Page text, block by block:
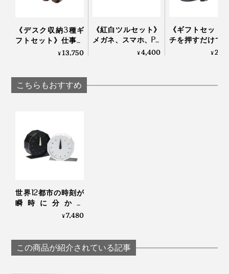
いてきた証で、私たち一人ひとりの人生と同じなので、
大事にしたい。
時計は、1本の木から、すべてつくり上げるようにして
います」（實松さん）
裏面プレートには、ギフトを贈る相手へ、想いが伝わる吉祥文様の解説を
《デスク収納3種ギ
フトセット》仕事の
道具を整理整頓！木
｜M.SCOOP
¥13,750
《紅白ツルセット》
メガネ、スマホ、PC
画面をピカピカにす
¥4,400
《ギフトセット
チを押すだけで
かにスイッチ
¥
こちらもおすすめ
世界12都市の時刻が
瞬時に分かる
「World Clock」|
¥7,480
この商品が紹介されている記事